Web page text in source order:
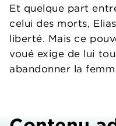
Et quelque part
celui des morts,
liberté. Mais ce
voué exige de lui
abandonner la